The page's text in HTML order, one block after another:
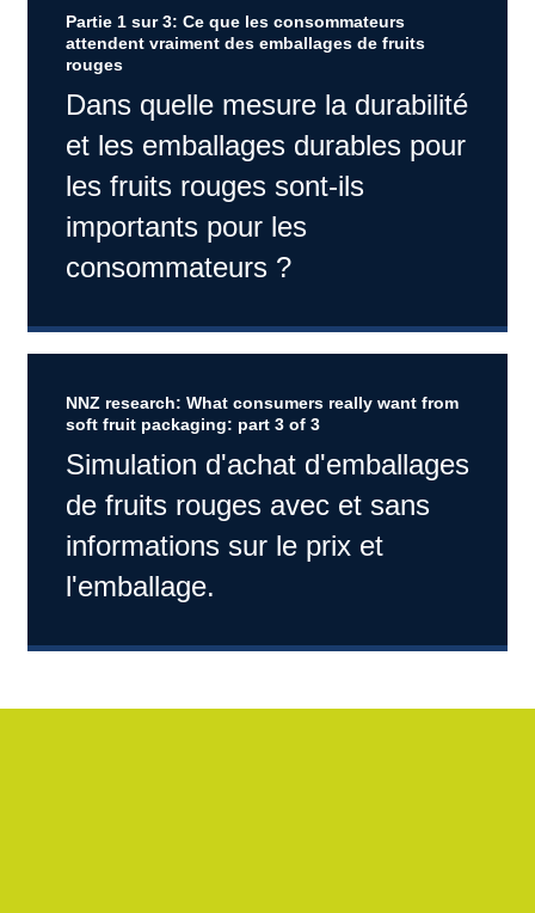
Partie 1 sur 3: Ce que les consommateurs
attendent vraiment des emballages de fruits
rouges
Dans quelle mesure la durabilité
et les emballages durables pour
les fruits rouges sont-ils
importants pour les
consommateurs ?
NNZ research: What consumers really want from
soft fruit packaging: part 3 of 3
Simulation d'achat d'emballages
de fruits rouges avec et sans
informations sur le prix et
l'emballage.